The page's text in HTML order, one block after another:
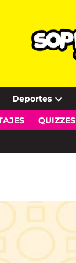
Deportes
Open
QUIZZES